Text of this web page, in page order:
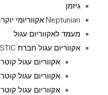
גיזמן
Neptunian אקווריומי יוקרה נפטוליין
מעמד לאקווריום עגול
אקווריום עגול חברת AQUARISTIC
אקווריום עגול קוטר 60 ס''מ חברת AQUARISTIC
אקווריום עגול קוטר 50 ס''מ חברת AQUARISTIC
אקווריום עגול קוטר 45 ס''מ חברת AQUARISTIC